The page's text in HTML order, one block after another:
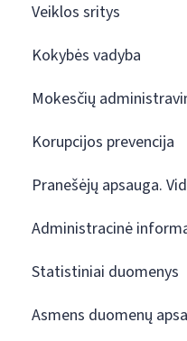
Veiklos sritys
Kokybės vadyba
Mokesčių
Korupcijos prevencija
Pranešėjų apsauga.
Administracinė
Statistiniai duomenys
Asmens duomenų